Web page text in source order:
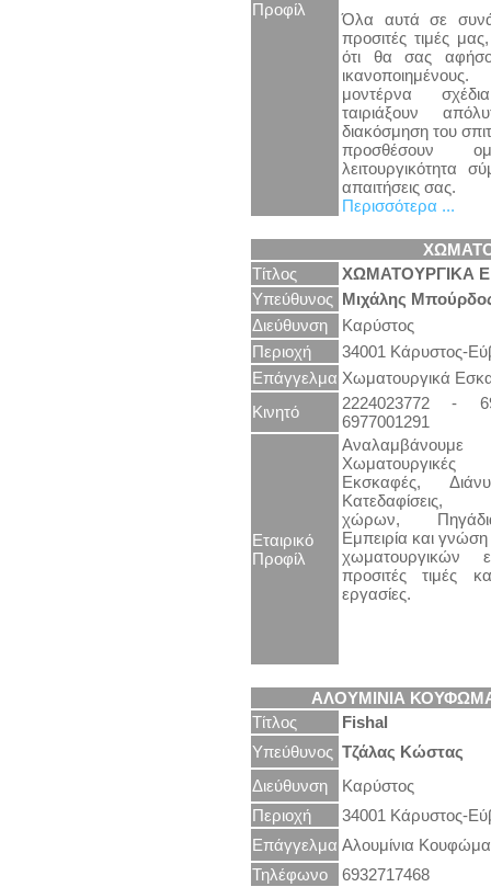
Προφίλ
Όλα αυτά σε
προσιτές τιμές
ότι θα σας
μοντέρνα
ταιριάξουν
διακόσμηση του
προσθέσουν
λειτουργικότητα
απαιτήσεις σας.
Περισσότερα ...
Τίτλος
ΧΩΜΑΤΟΥΡΓΙΚΑ
Υπεύθυνος Μιχάλης
Διεύθυνση
Καρύστος
Περιοχή
34001 Κάρυστος-
Επάγγελμα Χωματουργικά
Κινητό
2224023772 -
6977001291
Εταιρικό
Προφίλ
Αναλαμβάνουμε
Εκσκαφές,
Κατεδαφίσεις,
χώρων,
Εμπειρία και
χωματουργικών
προσιτές τιμές
εργασίες.
ΑΛΟΥΜΙΝΙΑ
Τίτλος
Fishal
Υπεύθυνος Τζάλας Κώστας
Διεύθυνση
Καρύστος
Περιοχή
34001 Κάρυστος-
Επάγγελμα Αλουμίνια
Τηλέφωνο
6932717468